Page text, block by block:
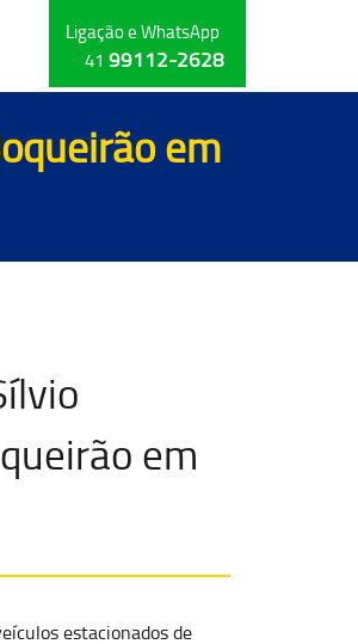
Ligação e WhatsApp
41 99112-2628
em
em
estacionados de